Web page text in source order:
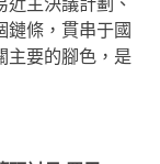
近主決議計劃、
鏈條，貫串于國
主要的腳色，是